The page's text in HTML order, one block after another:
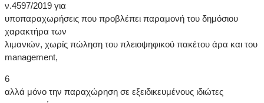
ν.4597/2019 για
υποπαραχωρήσεις που προβλέπει παραμονή του δημόσιου
χαρακτήρα των
λιμανιών, χωρίς πώληση του πλειοψηφικού πακέτου άρα και του
management,
6
αλλά μόνο την παραχώρηση σε εξειδικευμένους ιδιώτες